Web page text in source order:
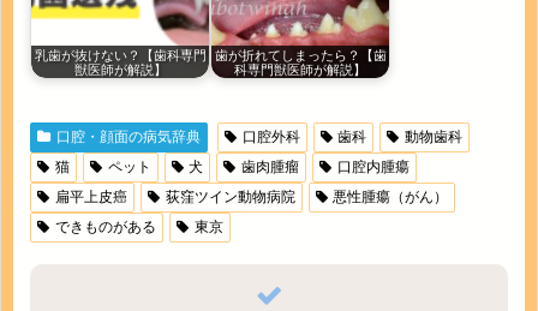
乳歯が抜けない？【歯科専門
獣医師が解説】
歯が折れてしまったら？【歯
科専門獣医師が解説】
口腔・顔面の病気辞典 口腔外科 歯科
動物歯科
猫
ペット 犬 歯肉腫瘤
口腔内腫瘍
扁平上皮癌
荻窪ツイン動物病院
悪性腫瘍（がん）
できものがある
東京